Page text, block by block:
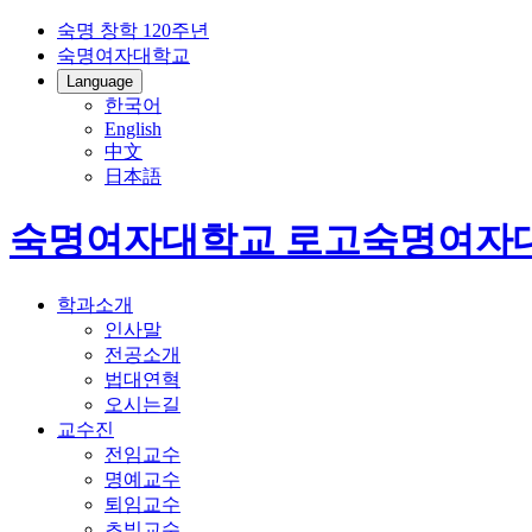
숙명 창학 120주년
숙명여자대학교
Language
한국어
English
中文
日本語
숙명여자대학교 로고숙명여자
학과소개
인사말
전공소개
법대연혁
오시는길
교수진
전임교수
명예교수
퇴임교수